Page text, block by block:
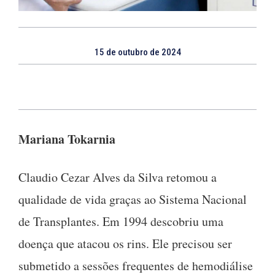
15 de outubro de 2024
Mariana Tokarnia
Claudio Cezar Alves da Silva retomou a
qualidade de vida graças ao Sistema Nacional
de Transplantes. Em 1994 descobriu uma
doença que atacou os rins. Ele precisou ser
submetido a sessões frequentes de hemodiálise